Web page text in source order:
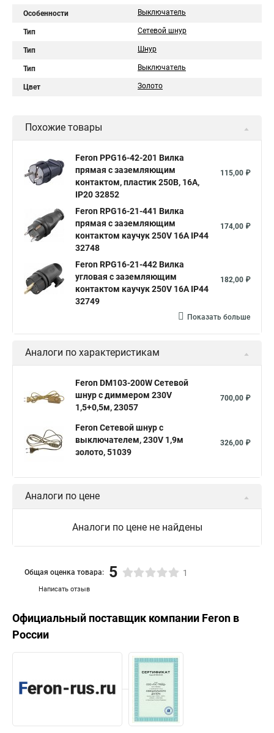
Особенности Выключатель
Тип Сетевой шнур
Тип Шнур
Тип Выключатель
Цвет Золото
Похожие товары
Feron PPG16-42-201 Вилка
прямая с заземляющим
контактом, пластик 250В, 16A,
IP20 32852
115,00 ₽
Feron RPG16-21-441 Вилка
прямая с заземляющим
контактом каучук 250V 16A IP44
32748
174,00 ₽
Feron RPG16-21-442 Вилка
угловая с заземляющим
контактом каучук 250V 16A IP44
32749
182,00 ₽
Показать больше
Аналоги по характеристикам
Feron DM103-200W Сетевой
шнур с диммером 230V
1,5+0,5м, 23057
700,00 ₽
Feron Сетевой шнур с
выключателем, 230V 1,9м
золото, 51039
326,00 ₽
Аналоги по цене
Аналоги по цене не найдены
Написать отзыв
Общая оценка товара: 5 1
Официальный поставщик компании Feron в
России